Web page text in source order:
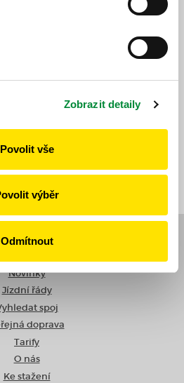
Zobrazit detaily
Povolit vše
výběr
Odmítnout
rady-a-spoje/zmeny-provozu/?
Publikováno dne: 26. 2. 2026
Navigace
Novinky
Jízdní řády
spoj
doprava
Tarify
O nás
Ke stažení